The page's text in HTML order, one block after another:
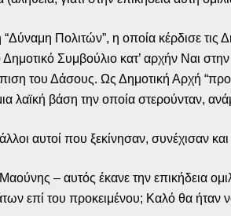
Πολιτών”, η οποία κέρδισε τις
Δημοτικό Συμβούλιο κατ’ αρχήν Ναι
του Δάσους. Ως Δημοτική Αρχή
λαϊκή βάση την οποία στερούνταν,
αυτοί που ξεκίνησαν, συνέχισαν και
– αυτός έκανε την επικήδεια
επί του προκειμένου; Καλό θα ήταν